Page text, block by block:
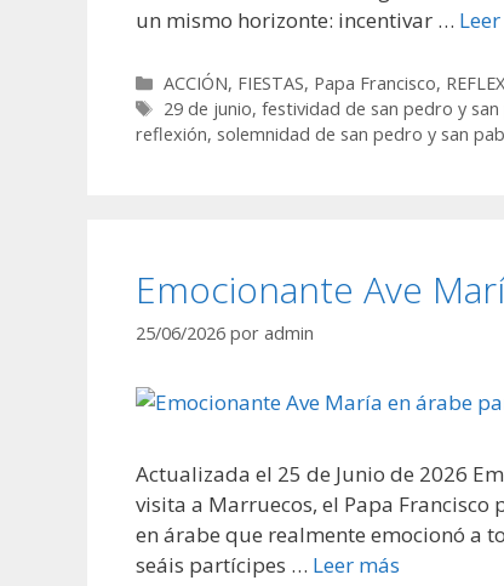
un mismo horizonte: incentivar …
Categorías
ACCIÓN, FIESTAS, Papa Francisco,
Etiquetas
29 de junio,festividad de san pedro y san
reflexión, solemnidad de san pedro y san
Emocionante Ave
25/06/2026 por admin
Actualizada el 25 de Junio de 2026
visita a Marruecos, el Papa
en árabe que realmente emocionó a
seáis partícipes … Leer más